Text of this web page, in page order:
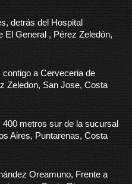
detrás del Hospital
El General , Pérez Zeledón,
a Cerveceria de
Zeledon, San Jose, Costa
metros sur de la sucursal
Aires, Puntarenas, Costa
Oreamuno, Frente a